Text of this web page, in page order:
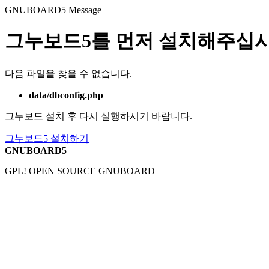
GNUBOARD5 Message
그누보드5를 먼저 설치해주십
다음 파일을 찾을 수 없습니다.
data/dbconfig.php
그누보드 설치 후 다시 실행하시기 바랍니다.
그누보드5 설치하기
GNUBOARD5
GPL! OPEN SOURCE GNUBOARD